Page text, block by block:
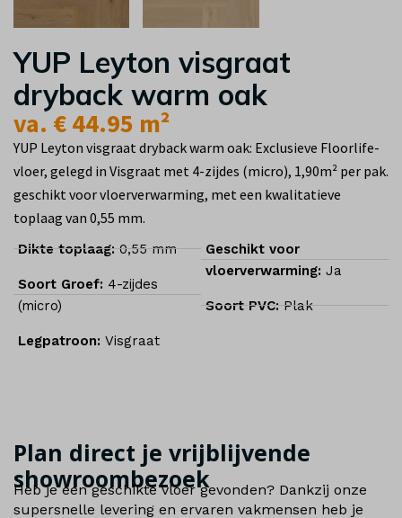
YUP Leyton visgraat
dryback warm oak
va. € 44.95 m²
YUP Leyton visgraat dryback warm oak: Exclusieve Floorlife-
vloer, gelegd in Visgraat met 4-zijdes (micro), 1,90m² per pak.
geschikt voor vloerverwarming, met een kwalitatieve
toplaag van 0,55 mm.
Dikte toplaag:0,55 mm
Soort Groef: 4-zijdes
(micro)
Legpatroon: Visgraat
Geschikt voor
vloerverwarming: Ja
Soort PVC:Plak
Plan direct je vrijblijvende
showroombezoek
Heb je een geschikte vloer gevonden? Dankzij onze
supersnelle levering en ervaren vakmensen heb je